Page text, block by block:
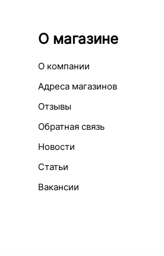
О магазине
О компании
Адреса магазинов
Отзывы
Обратная связь
Новости
Статьи
Вакансии